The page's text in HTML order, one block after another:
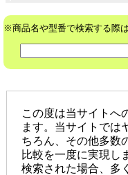
※商品名や型番で検索する際
この度は当サイトへ
ます。当サイトでは
ちろん、その他多数
比較を一度に実現し
検索された場合、多